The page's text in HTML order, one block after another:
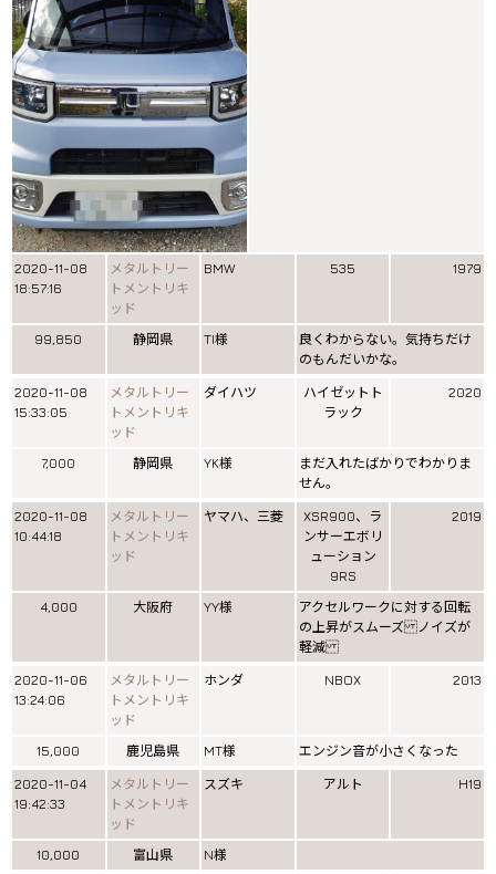
2020-11-08
18:57:16
メタルトリー
トメントリキ
ッド
BMW 535 1979
99,850 静岡県 TI様
良くわからない。気持ちだけ
のもんだいかな。
2020-11-08
15:33:05
メタルトリー
トメントリキ
ッド
ダイハツ
ハイゼットト
ラック
2020
7,000 静岡県 YK様
まだ入れたばかりでわかりま
せん。
2020-11-08
10:44:18
メタルトリー
トメントリキ
ッド
ヤマハ、三菱
XSR900、ラ
ンサーエボリ
ューション
9RS
2019
4,000 大阪府 YY様
アクセルワークに対する回転
の上昇がスムーズ ノイズが
軽減
2020-11-06
13:24:06
メタルトリー
トメントリキ
ッド
ホンダ NBOX 2013
15,000 鹿児島県 MT様
エンジン音が小さくなった
2020-11-04
19:42:33
メタルトリー
トメントリキ
ッド
スズキ アルト H19
10,000 富山県
N様